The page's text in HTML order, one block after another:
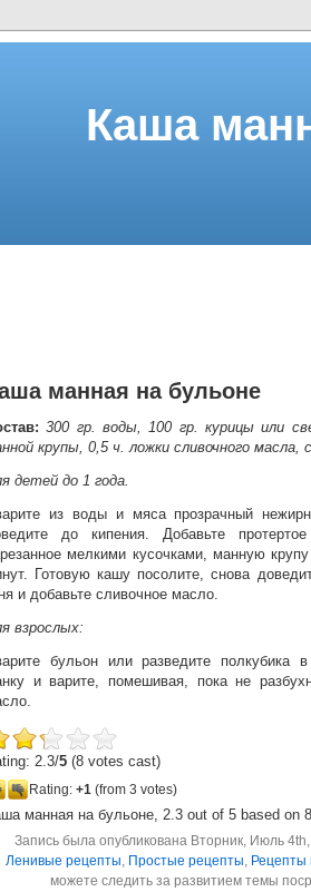
Каша
манная на бульоне
300 гр. воды, 100 гр. курицы или
крупы, 0,5 ч. ложки сливочного масла,
детей до 1 года.
из воды и мяса прозрачный
до кипения. Добавьте
мелкими кусочками, манную
Готовую кашу посолите, снова
и добавьте сливочное масло.
взрослых:
бульон или разведите полкубика
и варите, помешивая, пока не
2.3/5 (8 votes cast)
Rating: +1 (from 3 votes)
манная на бульоне, 2.3 out of 5 based on 8
Запись была опубликована Вторник, Июль
Ленивые рецепты, Простые рецепты, Рецепты
можете следить за развитием темы